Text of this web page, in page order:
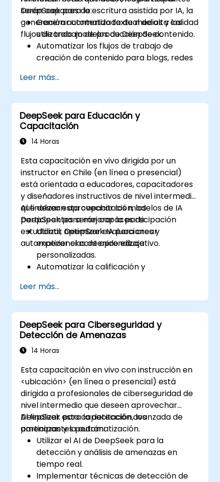
DeepSeek para la escritura asistida por IA, la
generación automatizada de medios y los
flujos de trabajo de producción de contenido.
serán capaces de:
Generar contenido textual de alta calidad
utilizando modelos de DeepSeek.
Automatizar los flujos de trabajo de
creación de contenido para blogs, redes
Integrar herramientas de IA en sistemas
de gestión de contenidos existentes.
Potenciar la creatividad y la eficiencia
mediante la ideación y estructuración
impulsadas por IA.
Leer más...
DeepSeek para Educación y
Capacitación
14 Horas
Esta capacitación en vivo dirigida por un
instructor en Chile (en línea o presencial)
está orientada a educadores, capacitadores
y diseñadores instructivos de nivel intermedio
que desean aprovechar los modelos de IA
DeepSeek para mejorar la participación
estudiantil, optimizar evaluaciones y
automatizar el contenido educativo.
Al finalizar esta capacitación, los
participantes serán capaces de:
Utilizar DeepSeek IA para crear
experiencias de aprendizaje
personalizadas.
Automatizar la calificación y
evaluación impulsadas por IA.
Generar contenido educativo de alta
calidad con modelos DeepSeek.
Integrar IA en plataformas LMS para una
gestión del aprendizaje mejorada.
Leer más...
DeepSeek para Ciberseguridad y
Detección de Amenazas
14 Horas
Esta capacitación en vivo con instrucción en
<ubicación> (en línea o presencial) está
dirigida a profesionales de ciberseguridad de
nivel intermedio que deseen aprovechar
DeepSeek para la detección avanzada de
amenazas y la automatización.
Al finalizar esta capacitación, los
participantes podrán:
Utilizar el AI de DeepSeek para la
detección y análisis de amenazas en
tiempo real.
Implementar técnicas de detección de